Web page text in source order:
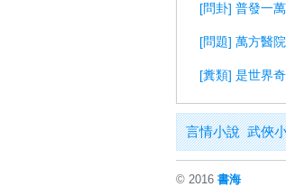
[問卦] 普發一
[問題] 萬方醫
[糞類] 是世界
言情小說 武俠
© 2016 書海